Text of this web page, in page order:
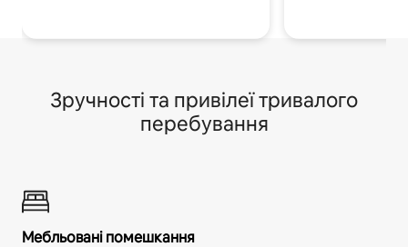
Зручності та привілеї тривалого
перебування
Мебльовані помешкання